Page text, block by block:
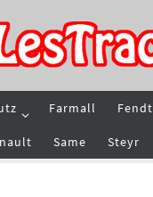
Farmall Fendt
Same Steyr